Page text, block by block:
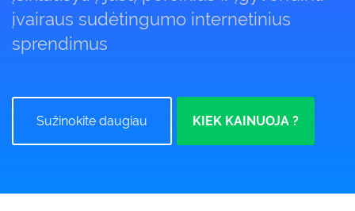
įvairaus sudėtingumo internetinius
sprendimus
Sužinokite daugiau KIEK KAINUOJA ?